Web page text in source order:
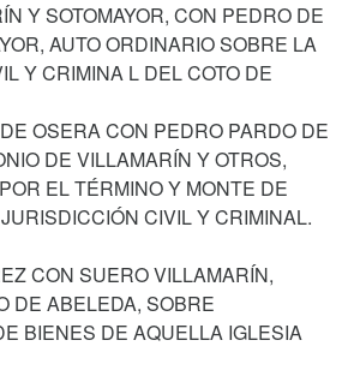
Y SOTOMAYOR, CON PEDRO DE
AUTO ORDINARIO SOBRE LA
Y CRIMINA L DEL COTO DE
OSERA CON PEDRO PARDO DE
DE VILLAMARÍN Y OTROS,
EL TÉRMINO Y MONTE DE
CIVIL Y CRIMINAL.
CON SUERO VILLAMARÍN,
DE ABELEDA, SOBRE
BIENES DE AQUELLA IGLESIA